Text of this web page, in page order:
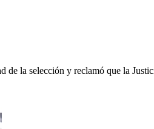
la selección y reclamó que la